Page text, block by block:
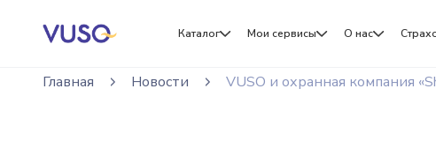
Каталог Мои сервисы О нас
Главная Новости VUSO и охранная компания